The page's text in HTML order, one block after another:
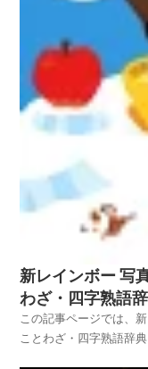
新レインボー 写
わざ・四字熟語
この記事ページでは、
ことわざ・四字熟語辞